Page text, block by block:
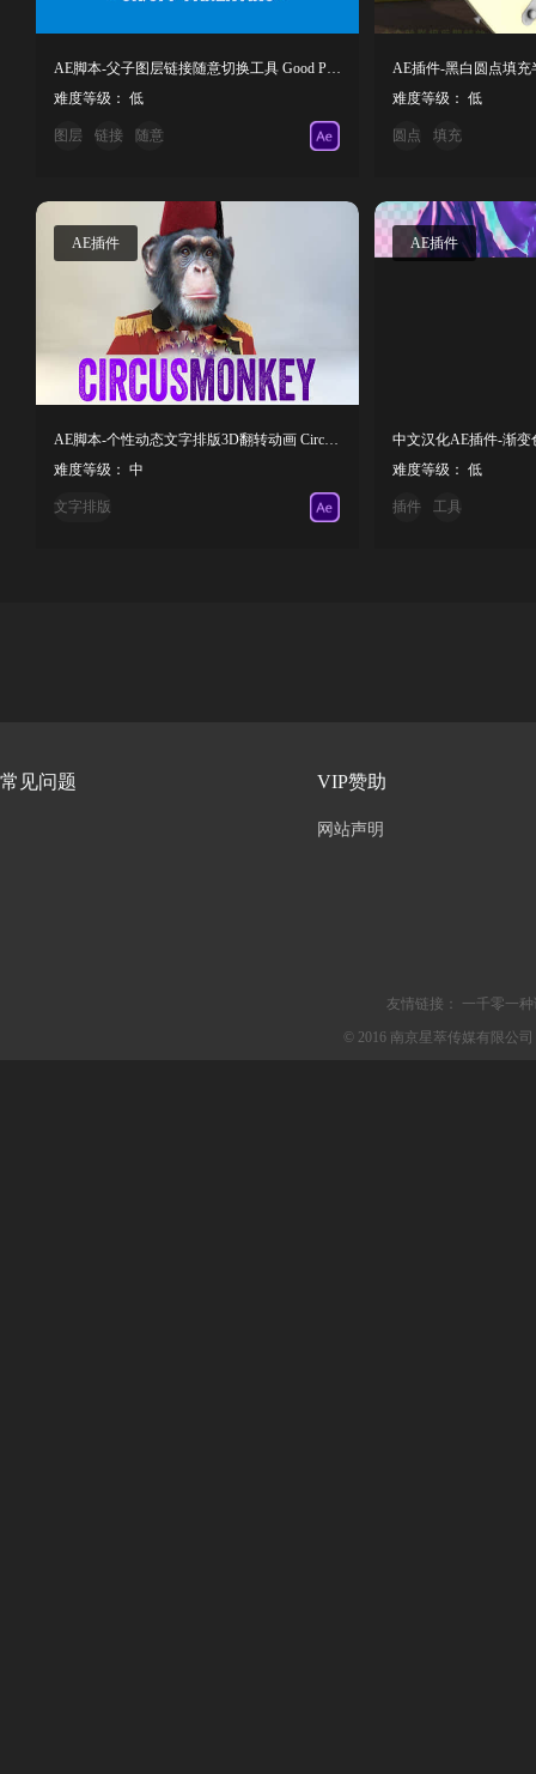
AE脚本-父子图层链接随意切换工具 Good Parents V1.4.1 + 使用教程
难度等级： 低
图层 链接 随意
难度等级： 低
圆点 填充
AE插件
AE脚本-个性动态文字排版3D翻转动画 CircusMonkey V1.04+使用教程
难度等级： 中
文字排版
AE插件
难度等级： 低
插件 工具
常见问题 VIP赞助
网站声明
友情链接：
一千零一
© 2016 南京星萃传媒有限公司